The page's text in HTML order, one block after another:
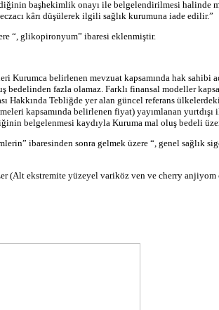
başhekimlik onayı ile belgelendirilmesi halinde
kârı düşülerek ilgili sağlık kurumuna iade edilir.”
“,glikopironyum” ibaresi eklenmiştir.
belirlenen mevzuat kapsamında hak sahibi
bedelinden fazla olamaz. Farklı finansal modeller
Hakkında Tebliğde yer alan güncel referans
kapsamında belirlenen fiyat) yayımlanan
belgelenmesi kaydıyla Kuruma mal oluş bedeli
ibaresinden sonra gelmek üzere “, genel sağlık
(Altekstremite yüzeyel variköz ven ve cherry anjiyom